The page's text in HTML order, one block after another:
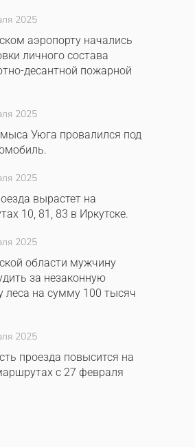
2025
аэропорту начались
личного состава
десантной пожарной
2025
Уюга провалился под
2025
вырастет на
10, 81, 83 в Иркутске.
2025
области мужчину
за незаконную
леса на сумму 100 тысяч
2025
проезда повысится на
с 27 февраля